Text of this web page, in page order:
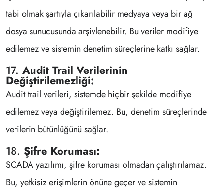
tabi olmak şartıyla çıkarılabilir medyaya veya bir ağ
dosya sunucusunda arşivlenebilir. Bu veriler modifiye
edilemez ve sistemin denetim süreçlerine katkı sağlar.
17. Audit Trail Verilerinin
Değiştirilemezliği:
Audit trail verileri, sistemde hiçbir şekilde modifiye
edilemez veya değiştirilemez. Bu, denetim süreçlerinde
verilerin bütünlüğünü sağlar.
18. Şifre Koruması:
SCADA yazılımı, şifre koruması olmadan çalıştırılamaz.
Bu, yetkisiz erişimlerin önüne geçer ve sistemin